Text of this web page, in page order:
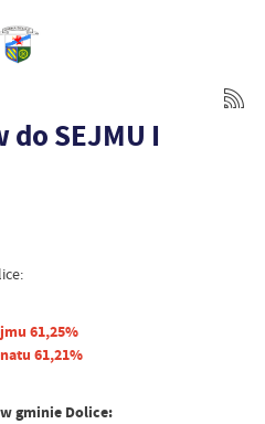
SEJMU I
61,25%
61,21%
gminie Dolice: